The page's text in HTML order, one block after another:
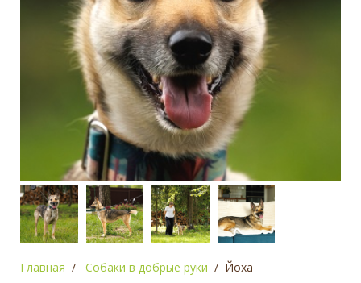
Главная Собаки в добрые руки Йоха